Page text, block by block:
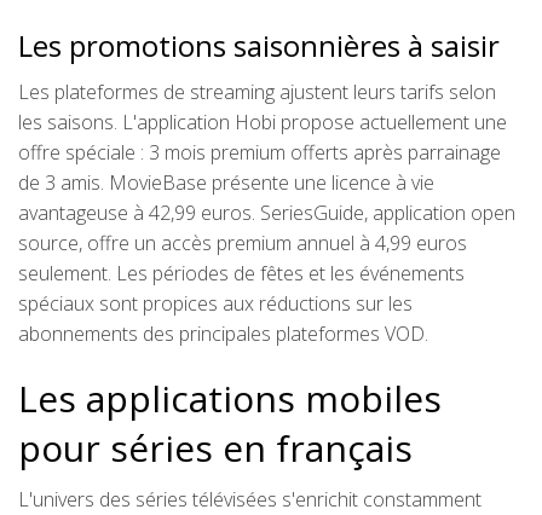
Les promotions saisonnières à saisir
Les plateformes de streaming ajustent leurs tarifs selon
les saisons. L'application Hobi propose actuellement une
offre spéciale : 3 mois premium offerts après parrainage
de 3 amis. MovieBase présente une licence à vie
avantageuse à 42,99 euros. SeriesGuide, application open
source, offre un accès premium annuel à 4,99 euros
seulement. Les périodes de fêtes et les événements
spéciaux sont propices aux réductions sur les
abonnements des principales plateformes VOD.
Les applications mobiles
pour séries en français
L'univers des séries télévisées s'enrichit constamment